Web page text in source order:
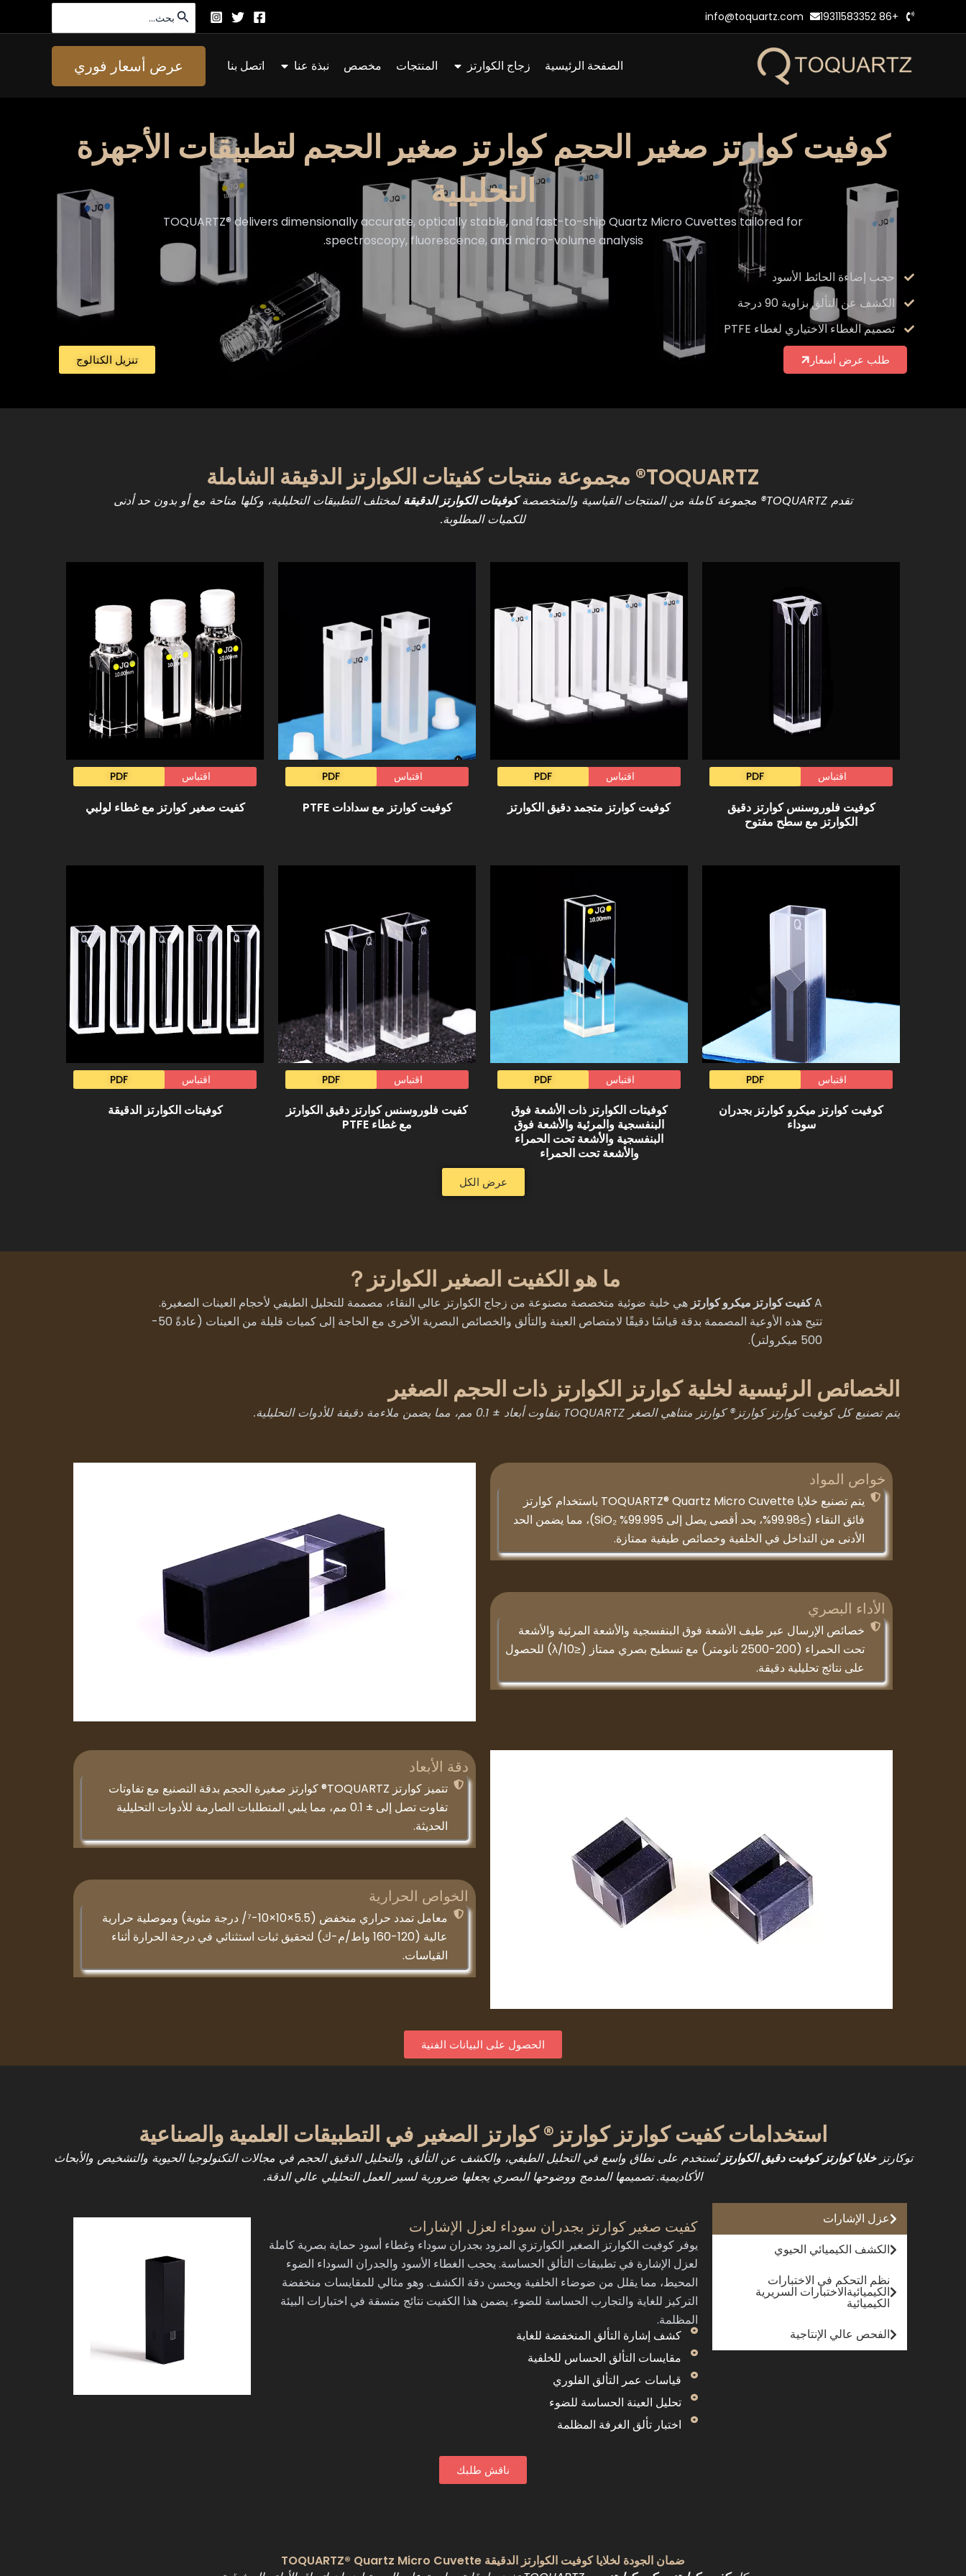
+86 19311583352
info@toquartz.com
البحث
عن:
الصفحة الرئيسية زجاج الكوارتز افتح Quartz Glass المنتجات مخصص نبذة عنا افتح About Us اتصل بنا عرض أسعار فوري
كوفيت كوارتز صغير الحجم كوارتز صغير الحجم لتطبيقات الأجهزة
التحليلية
TOQUARTZ® delivers dimensionally accurate, optically stable, and fast-to-ship Quartz Micro Cuvettes tailored for
spectroscopy, fluorescence, and micro-volume analysis.
حجب إضاءة الحائط الأسود
الكشف عن التألق بزاوية 90 درجة
تصميم الغطاء الاختياري لغطاء PTFE
طلب عرض أسعار تنزيل الكتالوج
TOQUARTZ® مجموعة منتجات كفيتات الكوارتز الدقيقة الشاملة
تقدم TOQUARTZ® مجموعة كاملة من المنتجات القياسية والمتخصصة كوفيتات الكوارتز الدقيقةلمختلف التطبيقات التحليلية، وكلها متاحة مع أو بدون حد أدنى
للكميات المطلوبة.
اقتباس PDF
كوفيت فلوروسنس كوارتز دقيق
الكوارتز مع سطح مفتوح
اقتباس PDF
كوفيت كوارتز متجمد دقيق الكوارتز
اقتباس PDF
كوفيت كوارتز مع سدادات PTFE
اقتباس PDF
كفيت صغير كوارتز مع غطاء لولبي
اقتباس PDF
كوفيت كوارتز ميكرو كوارتز بجدران
سوداء
اقتباس PDF
كوفيتات الكوارتز ذات الأشعة فوق
البنفسجية والمرئية والأشعة فوق
البنفسجية والأشعة تحت الحمراء
والأشعة تحت الحمراء
اقتباس PDF
كفيت فلوروسنس كوارتز دقيق الكوارتز
مع غطاء PTFE
اقتباس PDF
كوفيتات الكوارتز الدقيقة
عرض الكل
ما هو الكفيت الصغير الكوارتز？
Aكفيت كوارتز ميكرو كوارتز هي خلية ضوئية متخصصة مصنوعة من زجاج الكوارتز عالي النقاء، مصممة للتحليل الطيفي لأحجام العينات الصغيرة.
تتيح هذه الأوعية المصممة بدقة قياسًا دقيقًا لامتصاص العينة والتألق والخصائص البصرية الأخرى مع الحاجة إلى كميات قليلة من العينات (عادةً 50-
500 ميكرولتر).
الخصائص الرئيسية لخلية كوارتز الكوارتز ذات الحجم الصغير
يتم تصنيع كل كوفيت كوارتز كوارتز® كوارتز متناهي الصغر TOQUARTZ بتفاوت أبعاد ± 0.1 مم، مما يضمن ملاءمة دقيقة للأدوات التحليلية.
خواص المواد
يتم تصنيع خلايا TOQUARTZ® Quartz Micro Cuvette باستخدام كوارتز
فائق النقاء (≥99.98%، بحد أقصى يصل إلى 99.995% SiO₂)، مما يضمن الحد
الأدنى من التداخل في الخلفية وخصائص طيفية ممتازة.
الأداء البصري
خصائص الإرسال عبر طيف الأشعة فوق البنفسجية والأشعة المرئية والأشعة
تحت الحمراء (200-2500 نانومتر) مع تسطيح بصري ممتاز (≤λ/10) للحصول
على نتائج تحليلية دقيقة.
دقة الأبعاد
تتميز كوارتز TOQUARTZ® كوارتز صغيرة الحجم بدقة التصنيع مع تفاوتات
تفاوت تصل إلى ± 0.1 مم، مما يلبي المتطلبات الصارمة للأدوات التحليلية
الحديثة.
الخواص الحرارية
معامل تمدد حراري منخفض (5.5×10×10-⁷/ درجة مئوية) وموصلية حرارية
عالية (120-160 واط/م-ك) لتحقيق ثبات استثنائي في درجة الحرارة أثناء
القياسات.
الحصول على البيانات الفنية
استخدامات كفيت كوارتز كوارتز® كوارتز الصغير في التطبيقات العلمية والصناعية
توكارتزخلايا كوارتز كوفيت دقيق الكوارتزتُستخدم على نطاق واسع في التحليل الطيفي، والكشف عن التألق، والتحليل الدقيق الحجم في مجالات التكنولوجيا الحيوية والتشخيص والأبحاث
الأكاديمية. تصميمها المدمج ووضوحها البصري يجعلها ضرورية لسير العمل التحليلي عالي الدقة.
عزل الإشارات
الكشف الكيميائي الحيوي
نظم التحكم في الاختبارات
الكيميائيةالاختبارات السريرية
الكيميائية
الفحص عالي الإنتاجية
كفيت صغير كوارتز بجدران سوداء لعزل الإشارات
يوفر كوفيت الكوارتز الصغير الكوارتزي المزود بجدران سوداء وغطاء أسود حماية بصرية كاملة
لعزل الإشارة في تطبيقات التألق الحساسة. يحجب الغطاء الأسود والجدران السوداء الضوء
المحيط، مما يقلل من ضوضاء الخلفية ويحسن دقة الكشف. وهو مثالي للمقايسات منخفضة
التركيز للغاية والتجارب الحساسة للضوء. يضمن هذا الكفيت نتائج متسقة في اختبارات البيئة
المظلمة.
كشف إشارة التألق المنخفضة للغاية
مقايسات التألق الحساس للخلفية
قياسات عمر التألق الفلوري
تحليل العينة الحساسة للضوء
اختبار تألق الغرفة المظلمة
ناقش طلبك
ضمان الجودة لخلايا كوفيت الكوارتز الدقيقة TOQUARTZ® Quartz Micro Cuvette